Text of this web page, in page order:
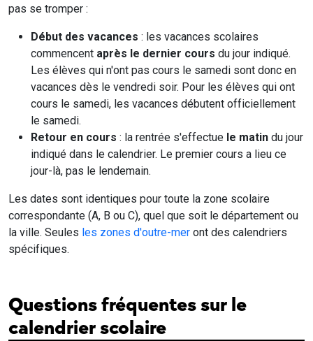
pas se tromper :
Début des vacances : les vacances scolaires
commencent après le dernier cours du jour indiqué.
Les élèves qui n'ont pas cours le samedi sont donc en
vacances dès le vendredi soir. Pour les élèves qui ont
cours le samedi, les vacances débutent officiellement
le samedi.
Retour en cours : la rentrée s'effectue le matin du jour
indiqué dans le calendrier. Le premier cours a lieu ce
jour-là, pas le lendemain.
Les dates sont identiques pour toute la zone scolaire
correspondante (A, B ou C), quel que soit le département ou
la ville. Seules les zones d'outre-mer ont des calendriers
spécifiques.
Questions fréquentes sur le
calendrier scolaire